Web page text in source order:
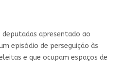
deputadas apresentado ao
episódio de perseguição às
e que ocupam espaços de